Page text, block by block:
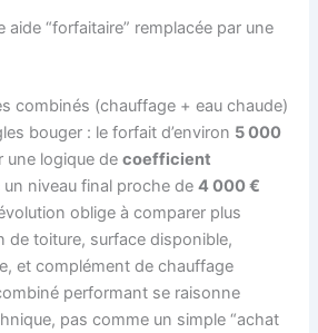
aide “forfaitaire” remplacée par une
combinés (chauffage + eau chaude)
bouger : le forfait d’environ 5 000
une logique decoefficient
un niveau final proche de4 000 €
oblige à comparer plus
de toiture, surface disponible,
et complément de chauffage
performant se raisonne
pas comme un simple “achat